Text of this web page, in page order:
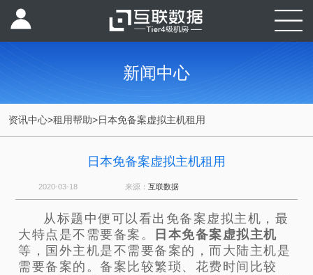
新闻中心
资讯中心>租用帮助>日本免备案虚拟主机租用
日本免备案虚拟主机租用
2020-03-18 来源： 互联数据
从标题中便可以看出免备案虚拟主机，最
大特点是不需要备案。
日本免备案虚拟主机
等，国外主机是不需要备案的，而大陆主机是
需要备案的。备案比较繁琐、花费时间比较